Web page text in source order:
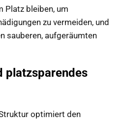
Platz bleiben, um
zu vermeiden, und
sauberen, aufgeräumten
platzsparendes
optimiert den